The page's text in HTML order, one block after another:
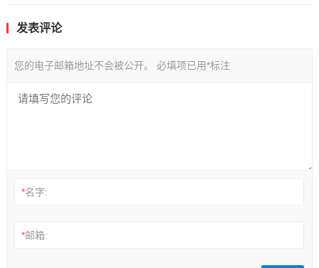
发表评论
您的电子邮箱地址不会被公开。 必填项已用*标注
*名字:
*邮箱: